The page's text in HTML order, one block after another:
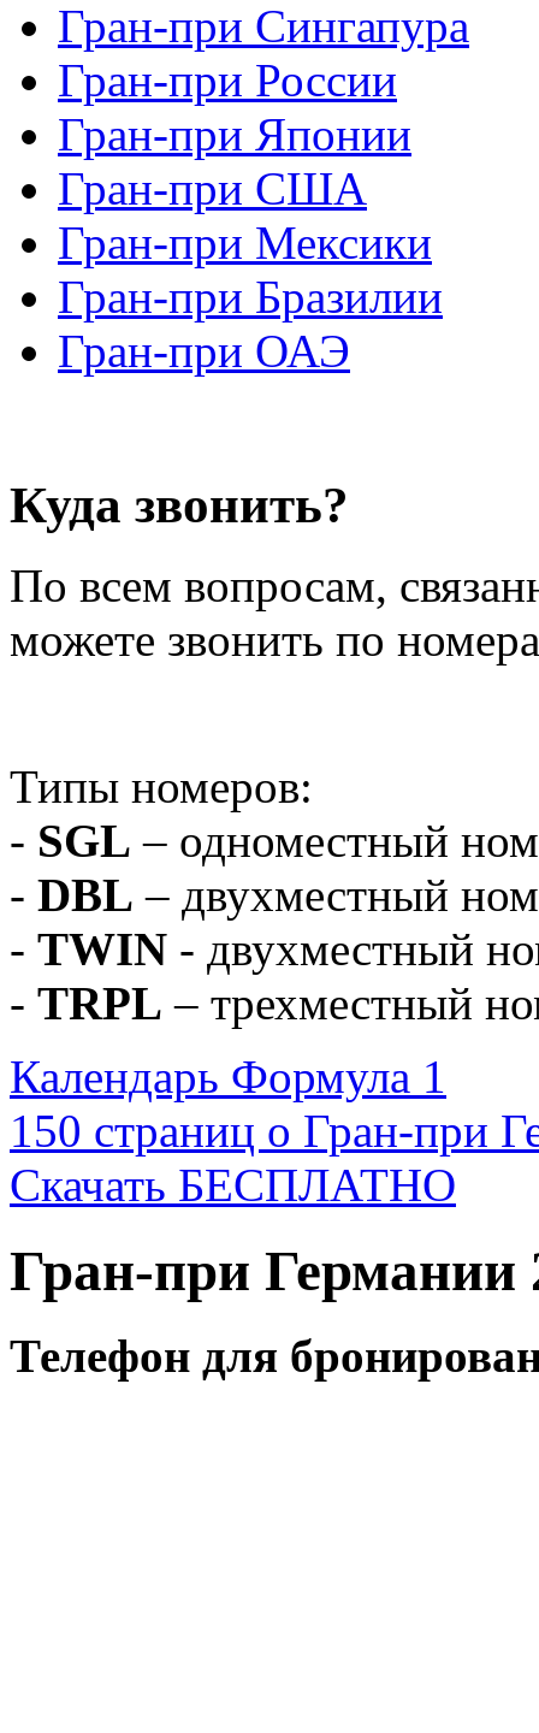
Гран-при Сингапура
Гран-при России
Гран-при Японии
Гран-при США
Гран-при Мексики
Гран-при Бразилии
Гран-при ОАЭ
Куда звонить?
По всем вопросам,
можете звонить по
Типы номеров:
- SGL – одноместный
- DBL – двухместный
- TWIN - двухместный
- TRPL – трехместный
Календарь Формула 1
150 страниц о Гран-при
Скачать БЕСПЛАТНО
Гран-при Германии
Телефон для